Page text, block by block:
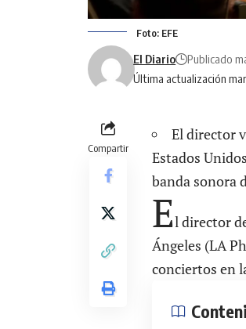
Foto: EFE
Última actualización
El Diario Publicado
Compartir
El director
Estados
banda sonora
El director
Ángeles (LA
conciertos en